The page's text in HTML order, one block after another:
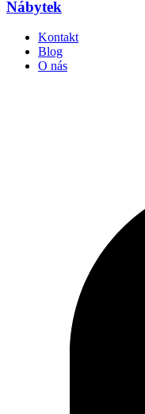
Nábytek
Kontakt
Blog
O nás